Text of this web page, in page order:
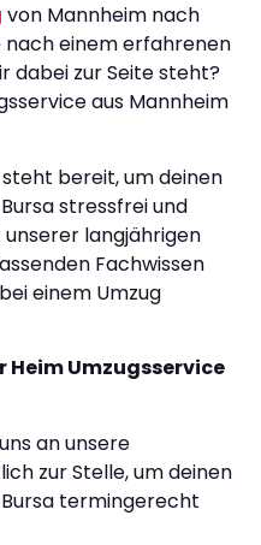
von Mannheim nach
nach einem erfahrenen
dabei zur Seite steht?
aus Mannheim
bereit, um deinen
stressfrei und
langjährigen
Fachwissen
einem Umzug
Umzugsservice
an unsere
zur Stelle, um deinen
termingerecht